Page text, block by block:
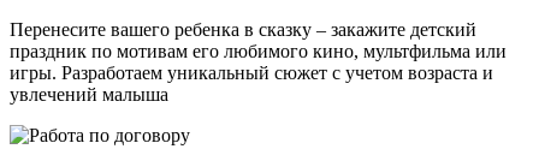
Перенесите вашего ребенка в сказку – закажите детский
праздник по мотивам его любимого кино, мультфильма или
игры. Разработаем уникальный сюжет с учетом возраста и
увлечений малыша